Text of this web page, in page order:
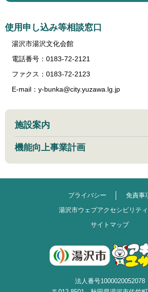
使用申し込み等相談窓口
湯沢市湯沢文化会館
電話番号：0183-72-2121
ファクス：0183-72-2123
E-mail：y-bunka@city.yuzawa.lg.jp
施設案内
機能向上事業計画
プライバシー
免責事
湯沢市ウェブアクセシビリテ
サイトマップ
法人番号1000020052078